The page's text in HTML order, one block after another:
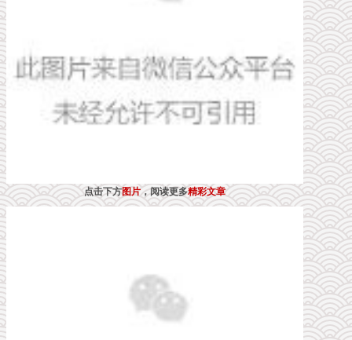
点击下方图片，阅读更多精彩文章